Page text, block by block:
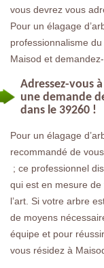
vous devrez vous
Pour un élagage
professionnalisme
Maisod et
Adressez-vous
une demande
dans le 39260 !
Pour un élagage
recommandé de
; ce professionnel
qui est en mesure
l’art. Si votre arbre
de moyens
équipe et pour
vous résidez à